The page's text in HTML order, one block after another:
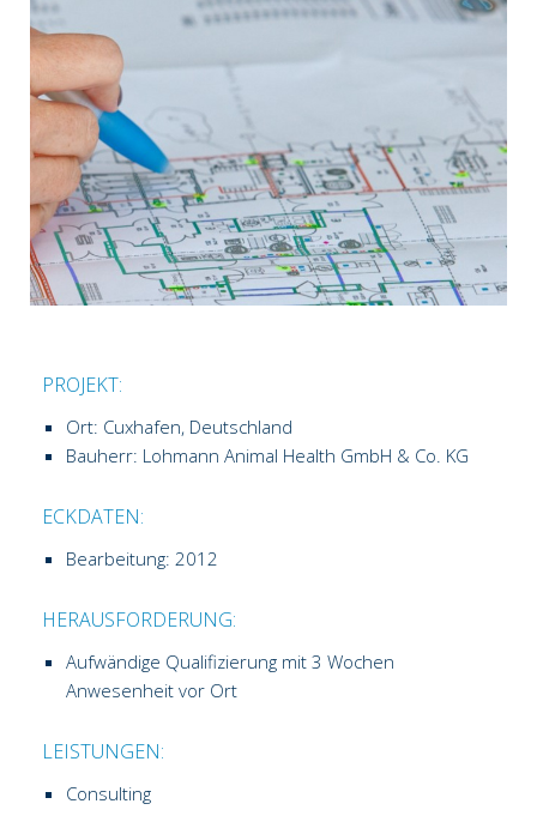
PROJEKT:
Ort: Cuxhafen, Deutschland
Bauherr: Lohmann Animal Health GmbH & Co. KG
ECKDATEN:
Bearbeitung: 2012
HERAUSFORDERUNG:
Aufwändige Qualifizierung mit 3 Wochen
Anwesenheit vor Ort
LEISTUNGEN:
Consulting